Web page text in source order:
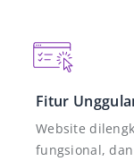
Fitur
Website
fungsional,